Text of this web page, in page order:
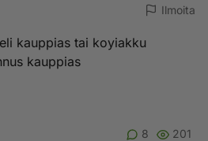
Ilmoita
kauppias tai koyiakku
kauppias
8 201